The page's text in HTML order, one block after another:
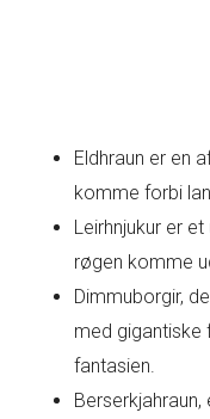
Eldhraun er en
komme forbi
Leirhnjukur er
røgen komme
Dimmuborgir,
med
fantasien.